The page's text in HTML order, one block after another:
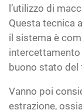
l’utilizzo di
Questa tecnica
il sistema è
intercettamento
buono stato del
Vanno poi
estrazione,